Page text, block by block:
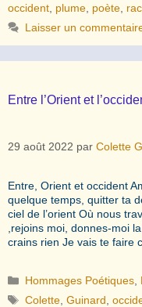
occident plume poète
Laisser un
Entre l’Orient et
29 août 2022 par Colette
Entre, Orient et occident
quelque temps, quitter ta
ciel de l’orient Où nous
,rejoins moi, donnes-moi
crains rien Je vais te faire
Catégories
Hommages Poétiques
Étiquettes
Colette ,Guinard ,